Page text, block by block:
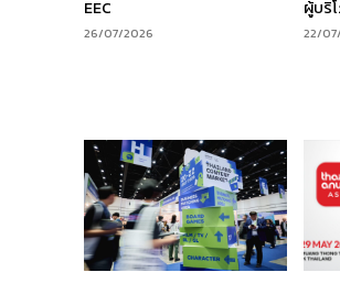
EEC
26/07/2026
ผู้บริ
22/